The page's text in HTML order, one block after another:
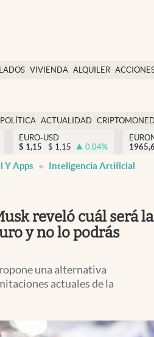
VIVIENDA ALQUILER
USA
Colombia
POLÍTICA ACTUALIDAD
EURO-USD
$ 1,15 $ 1,15 0.04%
Y Apps Inteligencia Artificial
reveló cuál será la
y no lo podrás
una alternativa
actuales de la